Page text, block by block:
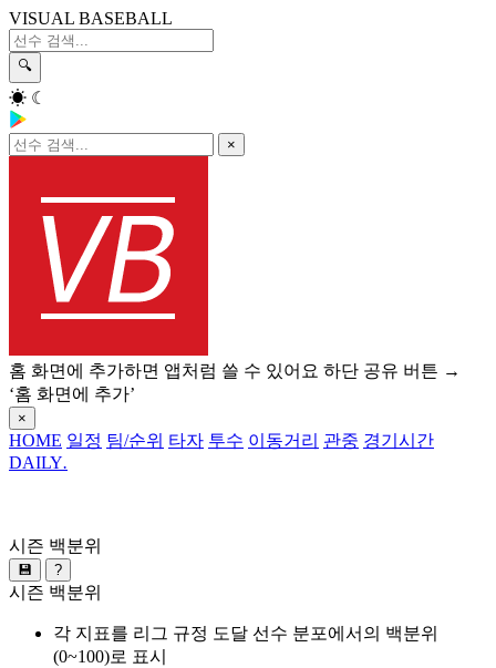
VISUAL BASEBALL
🔍
☀ ☾
×
홈 화면에 추가하면 앱처럼 쓸 수 있어요 하단 공유 버튼 →
‘홈 화면에 추가’
×
HOME 일정 팀/순위 타자 투수 이동거리 관중 경기시간
DAILY.
시즌 백분위
💾 ?
시즌 백분위
각 지표를 리그 규정 도달 선수 분포에서의 백분위
(0~100)로 표시